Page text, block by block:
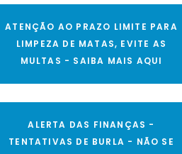
ATENÇÃO AO PRAZO LIMITE PARA
LIMPEZA DE MATAS, EVITE AS
MULTAS - SAIBA MAIS AQUI
ALERTA DAS FINANÇAS -
TENTATIVAS DE BURLA - NÃO SE